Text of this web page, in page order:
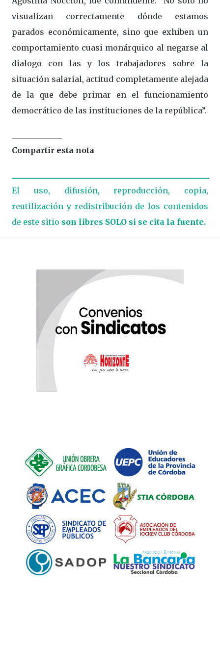
visualizan correctamente dónde estamos
parados económicamente, sino que exhiben un
comportamiento cuasi monárquico al negarse al
dialogo con las y los trabajadores sobre la
situación salarial, actitud completamente alejada
de la que debe primar en el funcionamiento
democrático de las instituciones de la república”.
Compartir esta nota
El uso, difusión, reproducción, copia,
reutilización y redistribución de los contenidos
de este sitio son libres SOLO si se cita la fuente.